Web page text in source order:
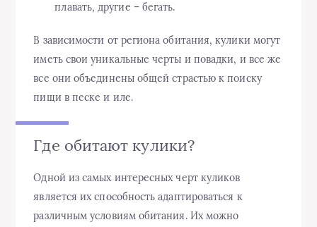
плавать, другие – бегать.
В зависимости от региона обитания, кулики могут
иметь свои уникальные черты и повадки, и все же
все они объединены общей страстью к поиску
пищи в песке и иле.
Где обитают кулики?
Одной из самых интересных черт куликов
является их способность адаптироваться к
различным условиям обитания. Их можно